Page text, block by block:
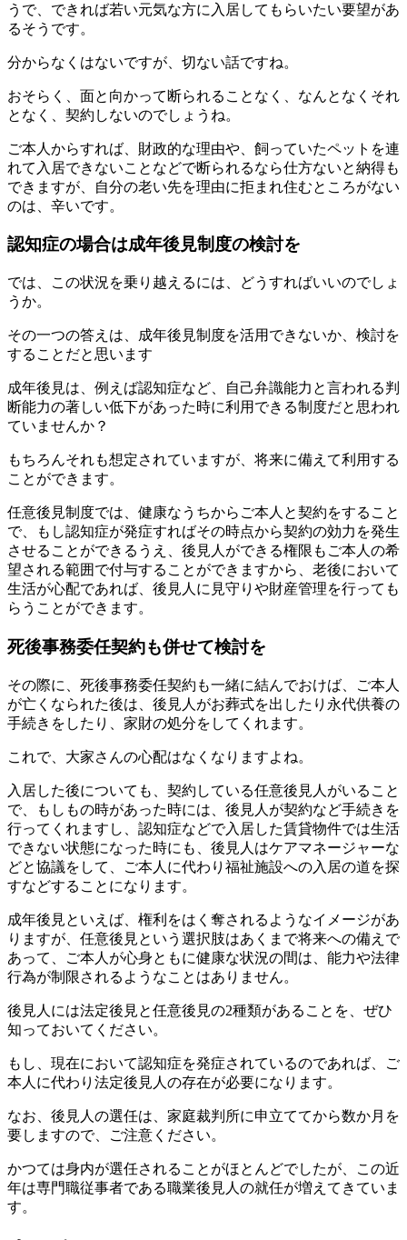
うで、できれば若い元気な方に入居してもらいたい要望があ
るそうです。
分からなくはないですが、切ない話ですね。
おそらく、面と向かって断られることなく、なんとなくそれ
となく、契約しないのでしょうね。
ご本人からすれば、財政的な理由や、飼っていたペットを連
れて入居できないことなどで断られるなら仕方ないと納得も
できますが、自分の老い先を理由に拒まれ住むところがない
のは、辛いです。
認知症の場合は成年後見制度の検討を
では、この状況を乗り越えるには、どうすればいいのでしょ
うか。
その一つの答えは、成年後見制度を活用できないか、検討を
することだと思います
成年後見は、例えば認知症など、自己弁識能力と言われる判
断能力の著しい低下があった時に利用できる制度だと思われ
ていませんか？
もちろんそれも想定されていますが、将来に備えて利用する
ことができます。
任意後見制度では、健康なうちからご本人と契約をすること
で、もし認知症が発症すればその時点から契約の効力を発生
させることができるうえ、後見人ができる権限もご本人の希
望される範囲で付与することができますから、老後において
生活が心配であれば、後見人に見守りや財産管理を行っても
らうことができます。
死後事務委任契約も併せて検討を
その際に、死後事務委任契約も一緒に結んでおけば、ご本人
が亡くなられた後は、後見人がお葬式を出したり永代供養の
手続きをしたり、家財の処分をしてくれます。
これで、大家さんの心配はなくなりますよね。
入居した後についても、契約している任意後見人がいること
で、もしもの時があった時には、後見人が契約など手続きを
行ってくれますし、認知症などで入居した賃貸物件では生活
できない状態になった時にも、後見人はケアマネージャーな
どと協議をして、ご本人に代わり福祉施設への入居の道を探
すなどすることになります。
成年後見といえば、権利をはく奪されるようなイメージがあ
りますが、任意後見という選択肢はあくまで将来への備えで
あって、ご本人が心身ともに健康な状況の間は、能力や法律
行為が制限されるようなことはありません。
後見人には法定後見と任意後見の2種類があることを、ぜひ
知っておいてください。
もし、現在において認知症を発症されているのであれば、ご
本人に代わり法定後見人の存在が必要になります。
なお、後見人の選任は、家庭裁判所に申立ててから数か月を
要しますので、ご注意ください。
かつては身内が選任されることがほとんどでしたが、この近
年は専門職従事者である職業後見人の就任が増えてきていま
す。